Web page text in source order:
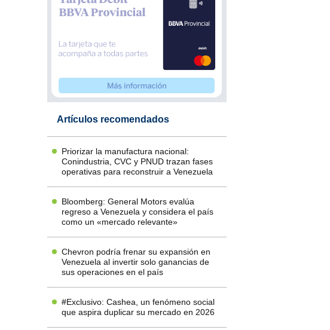
Artículos recomendados
Priorizar la manufactura nacional:
Conindustria, CVC y PNUD trazan fases
operativas para reconstruir a Venezuela
Bloomberg: General Motors evalúa
regreso a Venezuela y considera el país
como un «mercado relevante»
Chevron podría frenar su expansión en
Venezuela al invertir solo ganancias de
sus operaciones en el país
#Exclusivo: Cashea, un fenómeno social
que aspira duplicar su mercado en 2026